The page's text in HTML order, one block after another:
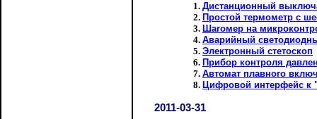
Дистанционный
Простой термометр с
Шагомер на
Аварийный
Электронный стетоскоп
Прибор контроля
Автомат плавного
Цифровой интерфейс к
2011-03-31